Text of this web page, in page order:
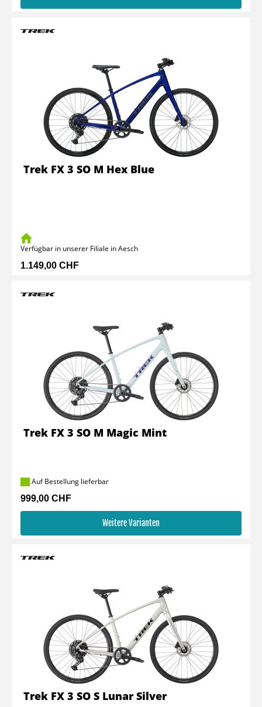
Verfügbar in unserer Filiale in Aesch
1.149,00 CHF
Trek FX 3 SO M Hex Blue
Auf Bestellung lieferbar
999,00 CHF
Weitere Varianten
Trek FX 3 SO M Magic Mint
Trek FX 3 SO S Lunar Silver